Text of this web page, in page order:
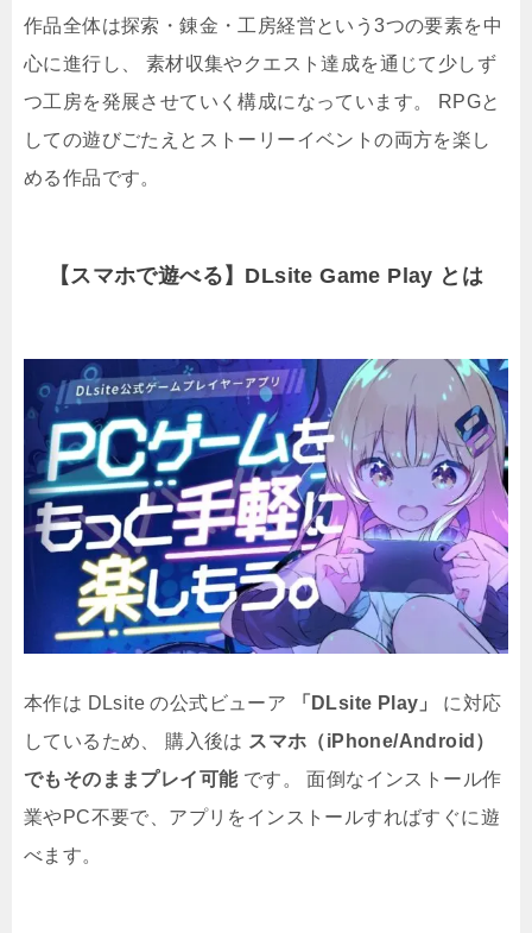
作品全体は探索・錬金・工房経営という3つの要素を中
心に進行し、 素材収集やクエスト達成を通じて少しず
つ工房を発展させていく構成になっています。 RPGと
しての遊びごたえとストーリーイベントの両方を楽し
める作品です。
【スマホで遊べる】DLsite Game Play とは
本作は DLsite の公式ビューア 「DLsite Play」
に対応
しているため、 購入後は スマホ（iPhone/Android）
でもそのままプレイ可能です。 面倒なインストール作
業やPC不要で、アプリをインストールすればすぐに遊
べます。